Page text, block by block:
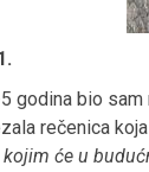
godina bio sam
rečenica
će u